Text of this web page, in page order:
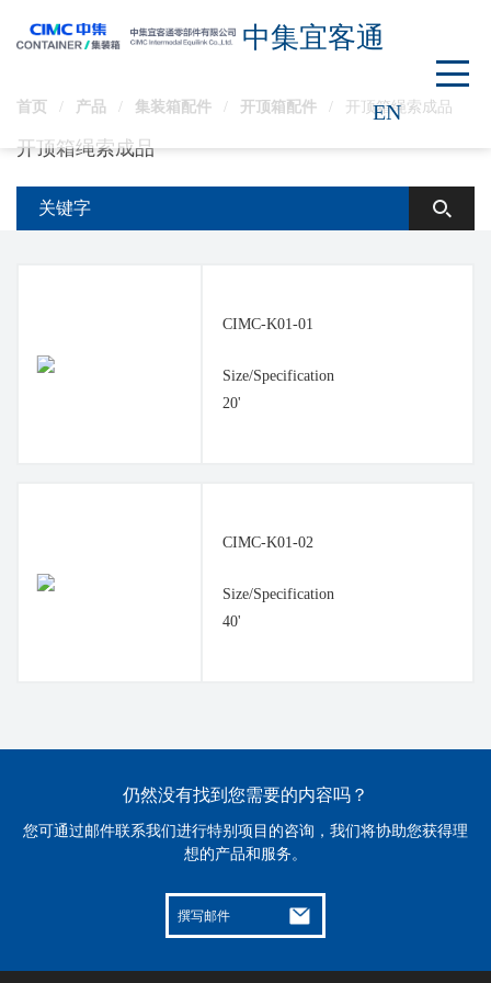
中集宜客通
EN
首页 / 产品 / 集装箱配件 / 开顶箱配件 / 开顶箱绳索成品
开顶箱绳索成品
CIMC-K01-01
Size/Specification
20'
CIMC-K01-02
Size/Specification
40'
仍然没有找到您需要的内容吗？
您可通过邮件联系我们进行特别项目的咨询，我们将协助您获得理
想的产品和服务。
撰写邮件